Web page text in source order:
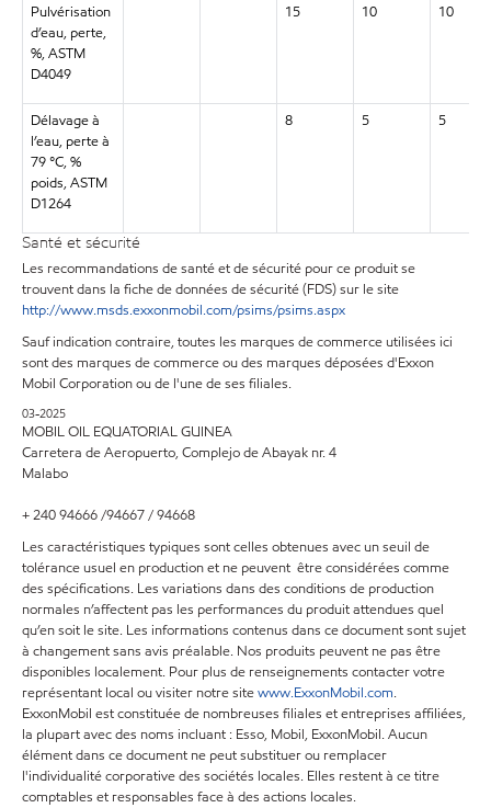
Pulvérisation
d’eau, perte,
%, ASTM
D4049
15 10 10
Délavage à
l’eau, perte à
79 °C, %
poids, ASTM
D1264
8 5 5
Santé et sécurité
Les recommandations de santé et de sécurité pour ce produit se
trouvent dans la fiche de données de sécurité (FDS) sur le site
http://www.msds.exxonmobil.com/psims/psims.aspx
Sauf indication contraire, toutes les marques de commerce utilisées ici
sont des marques de commerce ou des marques déposées d'Exxon
Mobil Corporation ou de l'une de ses filiales.
03-2025
MOBIL OIL EQUATORIAL GUINEA
Carretera de Aeropuerto, Complejo de Abayak nr. 4
Malabo
+ 240 94666 /94667 / 94668
Les caractéristiques typiques sont celles obtenues avec un seuil de
tolérance usuel en production et ne peuvent être considérées comme
des spécifications. Les variations dans des conditions de production
normales n’affectent pas les performances du produit attendues quel
qu’en soit le site. Les informations contenus dans ce document sont sujet
à changement sans avis préalable. Nos produits peuvent ne pas être
disponibles localement. Pour plus de renseignements contacter votre
représentant local ou visiter notre sitewww.ExxonMobil.com.
ExxonMobil est constituée de nombreuses filiales et entreprises affiliées,
la plupart avec des noms incluant : Esso, Mobil, ExxonMobil. Aucun
élément dans ce document ne peut substituer ou remplacer
l'individualité corporative des sociétés locales. Elles restent à ce titre
comptables et responsables face à des actions locales.